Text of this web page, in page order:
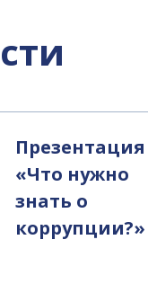
Презентация
«Что нужно
знать о
коррупции?»